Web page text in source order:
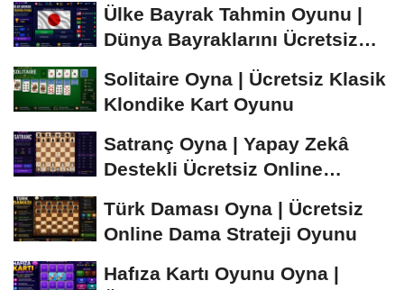
Ülke Bayrak Tahmin Oyunu |
Dünya Bayraklarını Ücretsiz
Solitaire Oyna | Ücretsiz Klasik
Klondike Kart Oyunu
Satranç Oyna | Yapay Zekâ
Destekli Ücretsiz Online
Türk Daması Oyna | Ücretsiz
Online Dama Strateji Oyunu
Hafıza Kartı Oyunu Oyna |